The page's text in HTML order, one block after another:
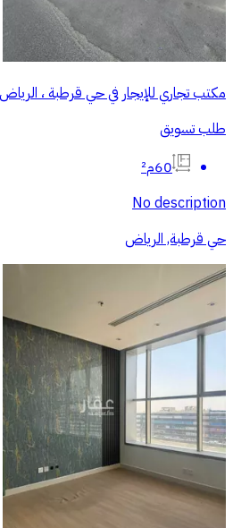
مكتب تجاري للإيجار في حي قرطبة ،
طلب تسويق
60م²
No description
حي قرطبة, الرياض